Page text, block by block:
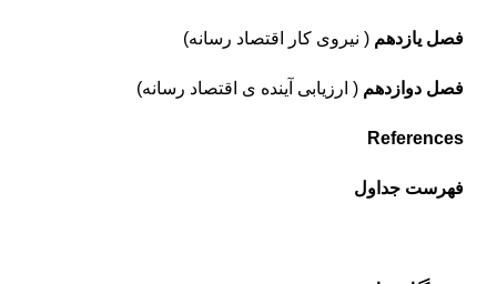
فصل یازدهم ( نیروی کار اقتصاد رسانه)
فصل دوازدهم ( ارزیابی آینده ی اقتصاد رسانه)
References
فهرست جداول